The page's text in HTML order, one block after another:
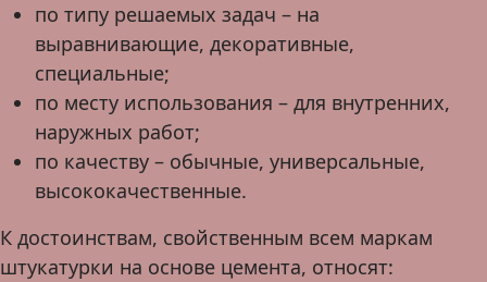
по типу решаемых задач – на
выравнивающие, декоративные,
специальные;
по месту использования – для внутренних,
наружных работ;
по качеству – обычные, универсальные,
высококачественные.
К достоинствам, свойственным всем маркам
штукатурки на основе цемента, относят: